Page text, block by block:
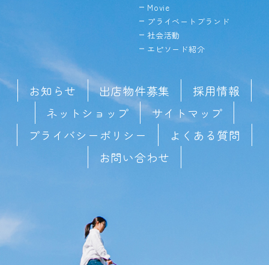
Movie
プライベートブランド
社会活動
エピソード紹介
お知らせ 出店物件募集
採用情報
ネットショップ
サイトマップ
プライバシーポリシー
よくある質問
お問い合わせ